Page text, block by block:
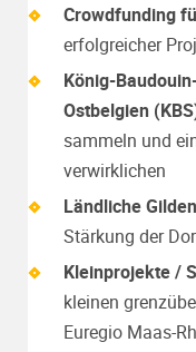
Crowdfunding
erfolgreicher
König-
Ostbelgien
sammeln und
verwirklichen
Ländliche Gilden
Stärkung der
Kleinprojekte /
kleinen
Euregio Maas-